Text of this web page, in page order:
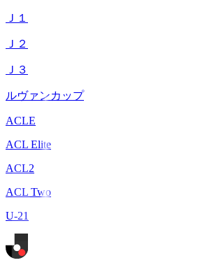
Ｊ１
Ｊ２
Ｊ３
ルヴァンカップ
ACLE
ACL Elite
ACL2
ACL Two
U-21